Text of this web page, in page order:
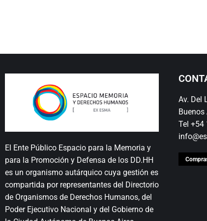
El Ente Público Espacio para la Memoria y
para la Promoción y Defensa de los DD.HH
es un organismo autárquico cuya gestión es
compartida por representantes del Directorio
de Organismos de Derechos Humanos, del
Poder Ejecutivo Nacional y del Gobierno de
Av. Del
Tel +54